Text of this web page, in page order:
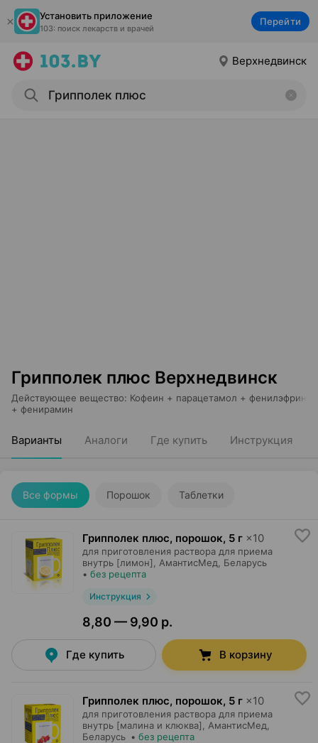
Установить приложение
103: поиск лекарств и врачей
Перейти
Верхнедвинск
Грипполек плюс Верхнедвинск
Действующее вещество: Кофеин + парацетамол + фенилэфрин
+ фенирамин
Варианты Аналоги Где купить Инструкция
Все формы Порошок Таблетки
Грипполек плюс, порошок, 5 г ×10
для приготовления раствора для приема
внутрь [лимон],
АмантисМед , Беларусь
• без рецепта
Инструкция
8,80 — 9,90 р.
Где купить В корзину
Грипполек плюс, порошок, 5 г ×10
для приготовления раствора для приема
внутрь [малина и клюква],
АмантисМед
Беларусь • без рецепта